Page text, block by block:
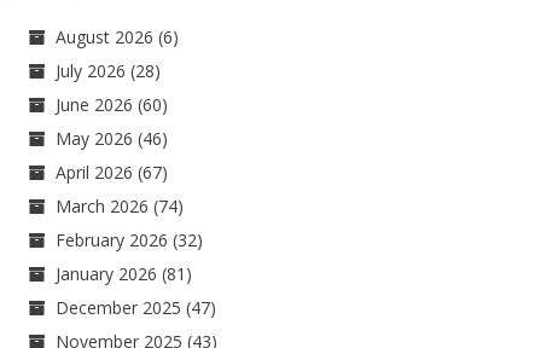
August 2026 (6)
July 2026 (28)
June 2026 (60)
May 2026 (46)
April 2026 (67)
March 2026 (74)
February 2026 (32)
January 2026 (81)
December 2025 (47)
November 2025 (43)